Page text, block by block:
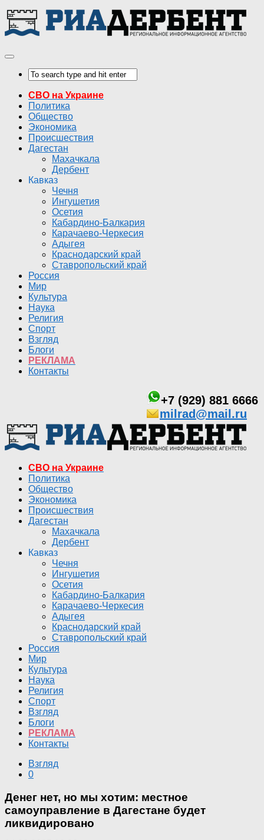
СВО на Украине
Политика
Общество
Экономика
Происшествия
Дагестан
Махачкала
Дербент
Кавказ
Чечня
Ингушетия
Осетия
Кабардино-Балкария
Карачаево-Черкесия
Адыгея
Краснодарский край
Ставропольский край
Россия
Мир
Культура
Наука
Религия
Спорт
Взгляд
Блоги
РЕКЛАМА
Контакты
+7 (929) 881 6666
milrad@mail.ru
СВО на Украине
Политика
Общество
Экономика
Происшествия
Дагестан
Махачкала
Дербент
Кавказ
Чечня
Ингушетия
Осетия
Кабардино-Балкария
Карачаево-Черкесия
Адыгея
Краснодарский край
Ставропольский край
Россия
Мир
Культура
Наука
Религия
Спорт
Взгляд
Блоги
РЕКЛАМА
Контакты
Взгляд
0
Денег нет, но мы хотим: местное
самоуправление в Дагестане будет
ликвидировано